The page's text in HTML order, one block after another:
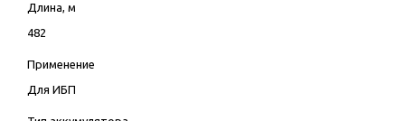
Длина, м
482
Применение
Для ИБП